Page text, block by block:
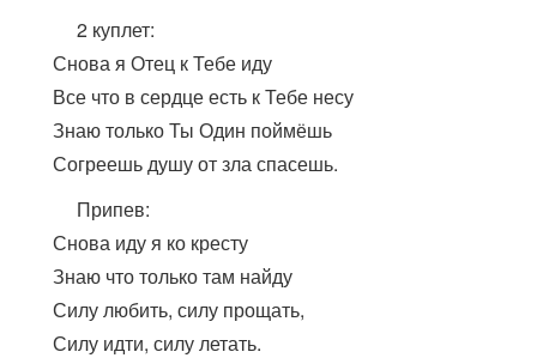
2 куплет:
Снова я Отец к Тебе иду
Все что в сердце есть к Тебе несу
Знаю только Ты Один поймёшь
Согреешь душу от зла спасешь.
Припев:
Снова иду я ко кресту
Знаю что только там найду
Силу любить, силу прощать,
Силу идти, силу летать.